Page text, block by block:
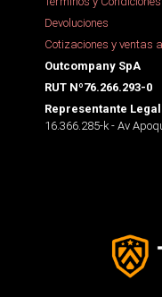
Devoluciones
Cotizaciones y ventas
Outcompany SpA
RUT Nº76.266.293-0
Representante
16.366.285-k - Av